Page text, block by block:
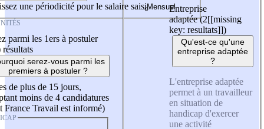
une périodicité pour le salaire saisi
parmi les 1ers à postuler
résultats
serez-vous parmi les
premiers à postuler ?
de plus de 15 jours,
moins de 4 candidatures
France Travail est informé)
Entreprise
adaptée (2[[missing
key: resultats]])
Qu'est-ce qu'une
entreprise adaptée
?
L'entreprise adaptée
permet à un travailleur
en situation de
handicap d'exercer
une activité